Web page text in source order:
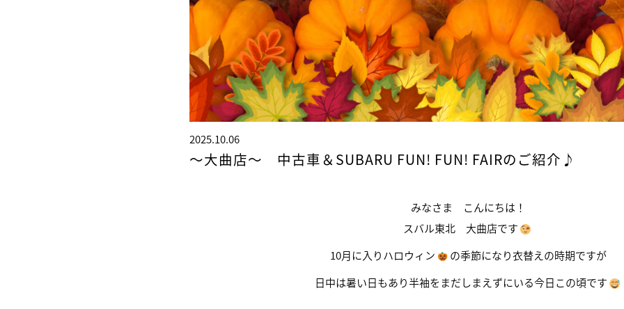
2025.10.06
～大曲店～ 中古車＆SUBARU FUN! FUN! FAIRのご紹介♪
みなさま こんにちは！
スバル東北 大曲店です
10月に入りハロウィン
の季節になり衣替えの時期ですが
日中は暑い日もあり半袖をまだしまえずにいる今日この頃です